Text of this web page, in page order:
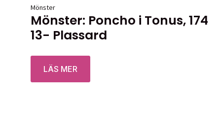
Mönster
Mönster: Poncho i Tonus, 174
13- Plassard
Betygsatt0av 5
LÄS MER